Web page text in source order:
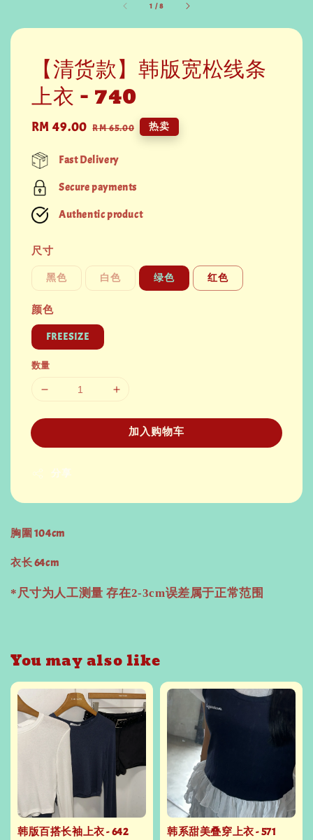
1 /8
【清货款】韩版宽松线条
上衣 - 740
Sale
RM 49.00 Regular
RM 65.00 热卖
Fast Delivery
Secure payments
Authentic product
尺寸
黑色 白色 绿色 红色
颜色
FREESIZE
数量
加入购物车
分享
胸圍 104cm
衣长 64cm
*尺寸为人工测量 存在2-3cm误差属于正常范围
You may also like
韩版百搭长袖上衣 - 642 韩系甜美叠穿上衣 - 571